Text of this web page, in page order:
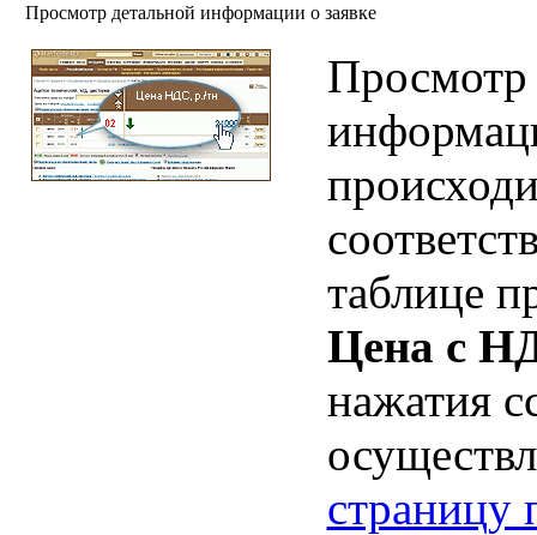
Просмотр детальной информации о заявке
Просмотр
таблице
Цена с
нажатия
страницу